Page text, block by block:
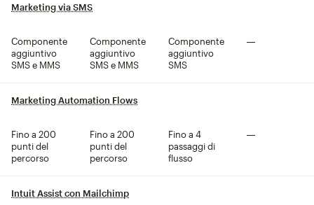
Marketing via SMS
Componente
aggiuntivo
SMS e MMS
Componente
aggiuntivo
SMS e MMS
Componente
aggiuntivo
SMS
Marketing Automation Flows
Fino a 200
punti del
percorso
Fino a 200
punti del
percorso
Fino a 4
passaggi di
flusso
Intuit Assist con Mailchimp